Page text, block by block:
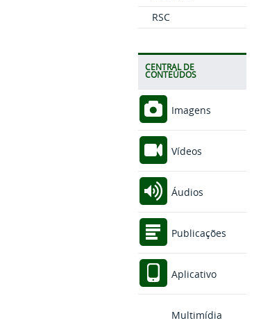
RSC
CENTRAL DE
CONTEÚDOS
Imagens
Vídeos
Áudios
Publicações
Aplicativo
Multimídia